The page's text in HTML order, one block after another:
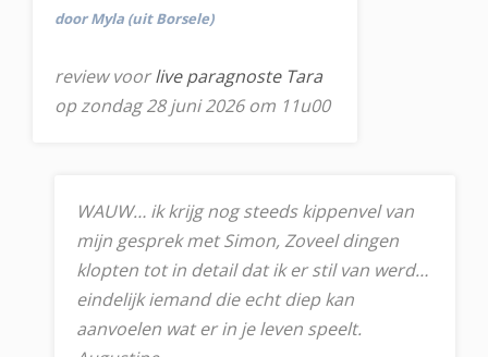
door Myla (uit Borsele)
review voorlive paragnoste Tara
op zondag 28 juni 2026 om 11u00
WAUW… ik krijg nog steeds kippenvel van
mijn gesprek met Simon, Zoveel dingen
klopten tot in detail dat ik er stil van werd…
eindelijk iemand die echt diep kan
aanvoelen wat er in je leven speelt.